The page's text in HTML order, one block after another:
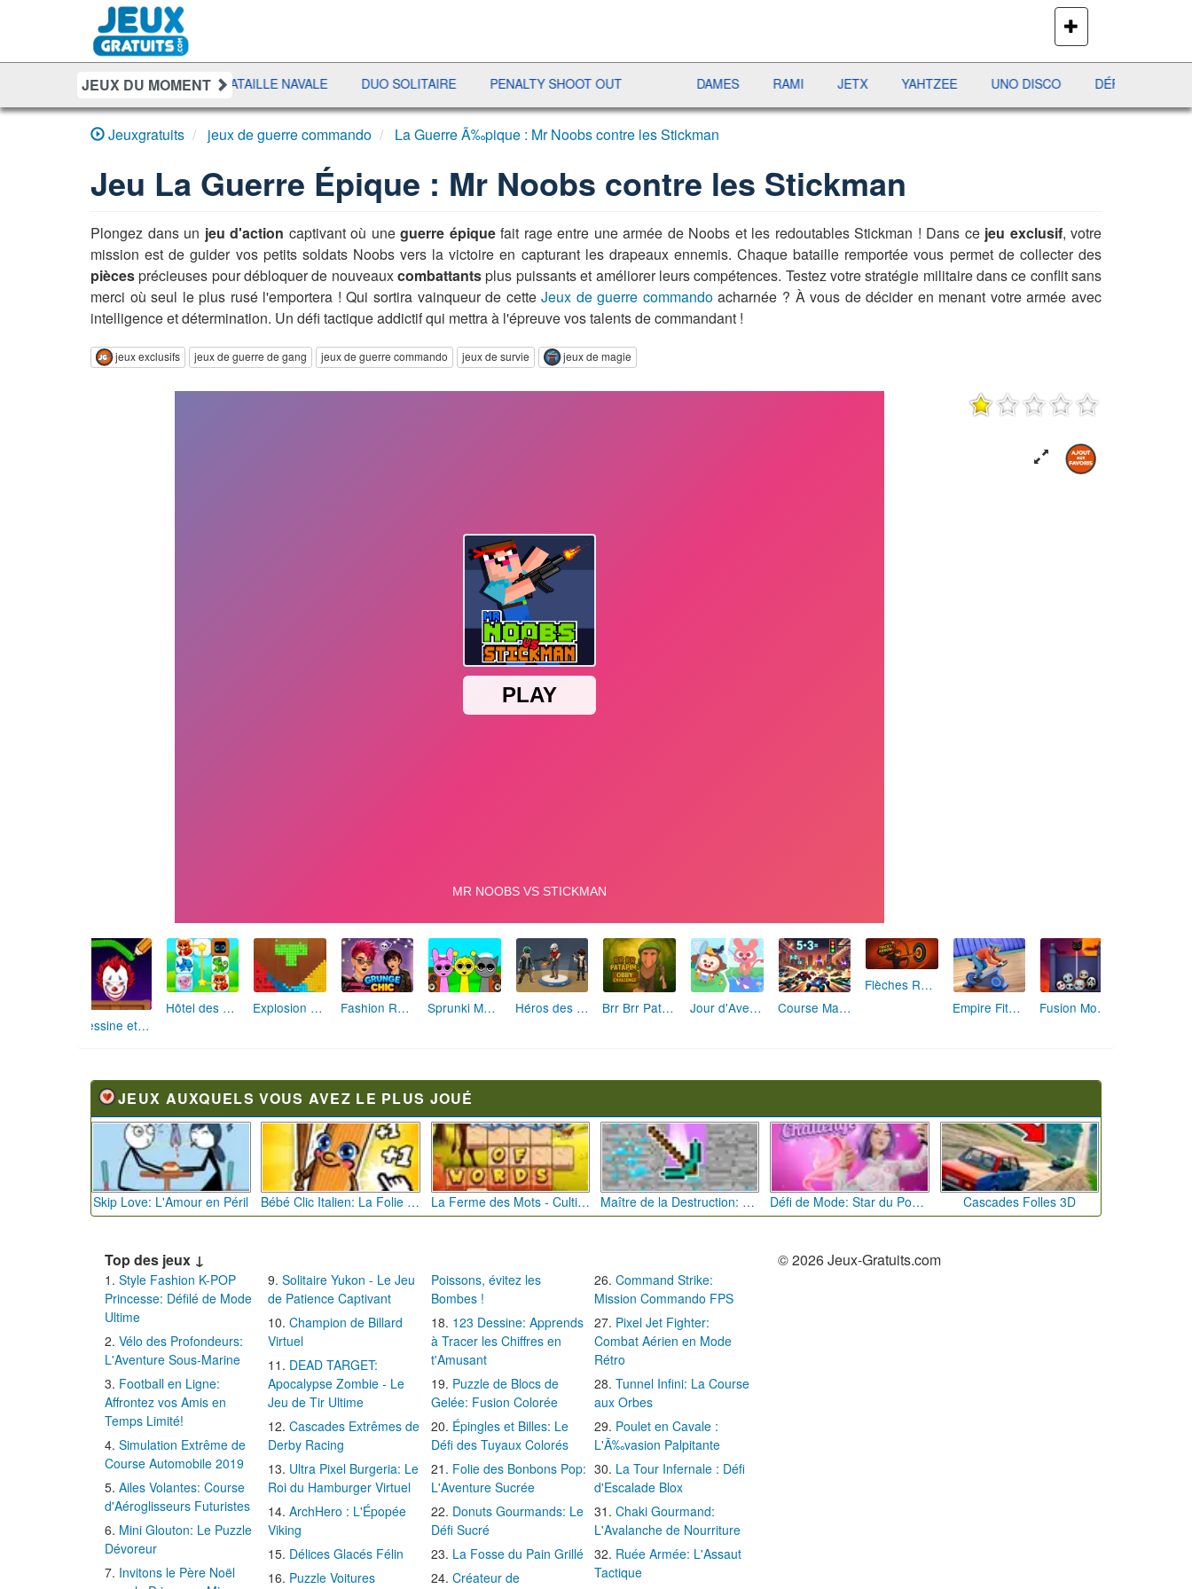
PLUS
DE
JEUX
JEUX DU MOMENT
SHERIFF POKER BATAILLE NAVALE DUO SOLITAIRE PENALTY SHOOT OUT RAMI JETX YAHTZEE UNO DISCO DÉFI MAHJONG
Jeuxgratuits jeux de guerre commando La Guerre Ã‰pique : Mr Noobs contre les Stickman
Jeu La Guerre Épique : Mr Noobs contre les Stickman
Plongez dans un jeu d'action captivant où une guerre épiquefait rage entre une armée de Noobs et les redoutables Stickman ! Dans ce jeu exclusif, votre
mission est de guider vos petits soldats Noobs vers la victoire en capturant les drapeaux ennemis. Chaque bataille remportée vous permet de collecter des
piècesprécieuses pour débloquer de nouveauxcombattantsplus puissants et améliorer leurs compétences. Testez votre stratégie militaire dans ce conflit sans
merci où seul le plus rusé l'emportera ! Qui sortira vainqueur de cetteJeux de guerre commandoacharnée ? À vous de décider en menant votre armée avec
intelligence et détermination. Un défi tactique addictif qui mettra à l'épreuve vos talents de commandant !
jeux exclusifs jeux de guerre de gang jeux de guerre commando jeux de survie jeux de magie
Dessine et Écrase : Le Jeu des Monstres
Hôtel des Animaux de Rêve Explosion de Blocs de Sable Fashion Rebelle: Style Grunge Chic Sprunki Monster: Rythmes Musicaux Monstres Héros des Terres Hostiles Brr Brr Patapim: Le Défi Parkour Délirant Jour d'Aventure: Puzzles en Plein Air Course Mathématique: La Vitesse par les Chiffres
Flèches Rusées 2 : Visez Juste et Défiez la Rotation!
Empire Fitness - Simulateur de Salle de Sport
Fusion Monstrueuse d'Halloween
JEUX AUXQUELS VOUS AVEZ LE PLUS JOUÉ
Skip Love: L'Amour en Péril Bébé Clic Italien: La Folie des Petits Bambins La Ferme des Mots - Cultivez votre Vocabulaire Maître de la Destruction: Fusion de Pioches Défi de Mode: Star du Podium Cascades Folles 3D
Top des jeux ↓
Style Fashion K-POP
Princesse: Défilé de Mode
Ultime
Vélo des Profondeurs:
L'Aventure Sous-Marine
Football en Ligne:
Affrontez vos Amis en
Temps Limité!
Simulation Extrême de
Course Automobile 2019
Ailes Volantes: Course
d'Aéroglisseurs Futuristes
Mini Glouton: Le Puzzle
Dévoreur
Invitons le Père Noël
Solitaire Yukon - Le Jeu
de Patience Captivant
Champion de Billard
Virtuel
DEAD TARGET:
Apocalypse Zombie - Le
Jeu de Tir Ultime
Cascades Extrêmes de
Derby Racing
Ultra Pixel Burgeria: Le
Roi du Hamburger Virtuel
ArchHero : L'Épopée
Viking
Délices Glacés Félin
Puzzle Voitures
Poissons, évitez les
Bombes !
123 Dessine: Apprends
à Tracer les Chiffres en
t'Amusant
Puzzle de Blocs de
Gelée: Fusion Colorée
Épingles et Billes: Le
Défi des Tuyaux Colorés
Folie des Bonbons Pop:
L'Aventure Sucrée
Donuts Gourmands: Le
Défi Sucré
La Fosse du Pain Grillé
Créateur de
Command Strike:
Mission Commando FPS
Pixel Jet Fighter:
Combat Aérien en Mode
Rétro
Tunnel Infini: La Course
aux Orbes
Poulet en Cavale :
L'Ã‰vasion Palpitante
La Tour Infernale : Défi
d'Escalade Blox
Chaki Gourmand:
L'Avalanche de Nourriture
Ruée Armée: L'Assaut
Tactique
© 2026 Jeux-Gratuits.com